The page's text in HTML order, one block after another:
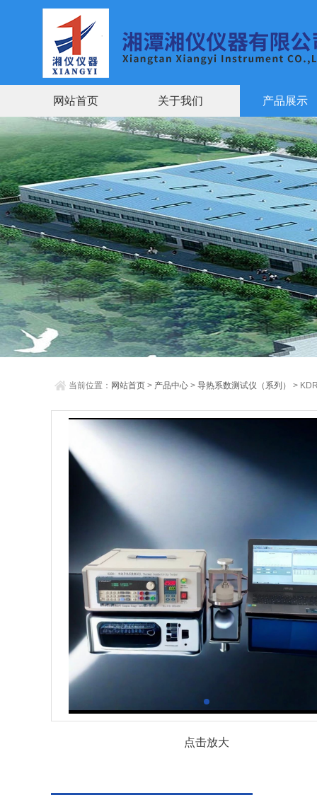
网站首页 关于我们 产品展示
当前位置： 网站首页 > 产品中心 > 导热系数测试仪（系列） >
点击放大